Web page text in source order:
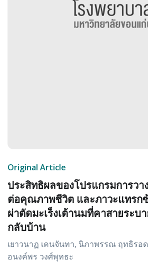
Original Article
ประสิทธิผลของโปรแกรมการว
ต่อคุณภาพชีวิต และภาวะแทรก
ผ่าตัดมะเร็งเต้านมที่คาสายระ
กลับบ้าน
เยาวนาฏ เคนจันทา, นิภาพรรณ ฤทธิรอ
อนงค์พร วงศ์พุทธะ